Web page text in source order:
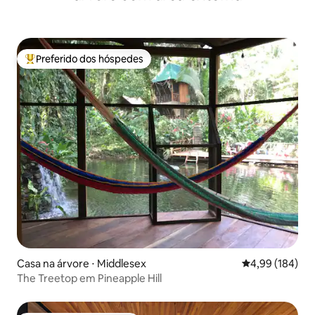
Entre os melhores preferidos dos hóspedes
Preferido dos hóspedes
Casa na árvore ⋅ Middlesex 4,99 de uma
4,99 (184)
The Treetop em Pineapple Hill